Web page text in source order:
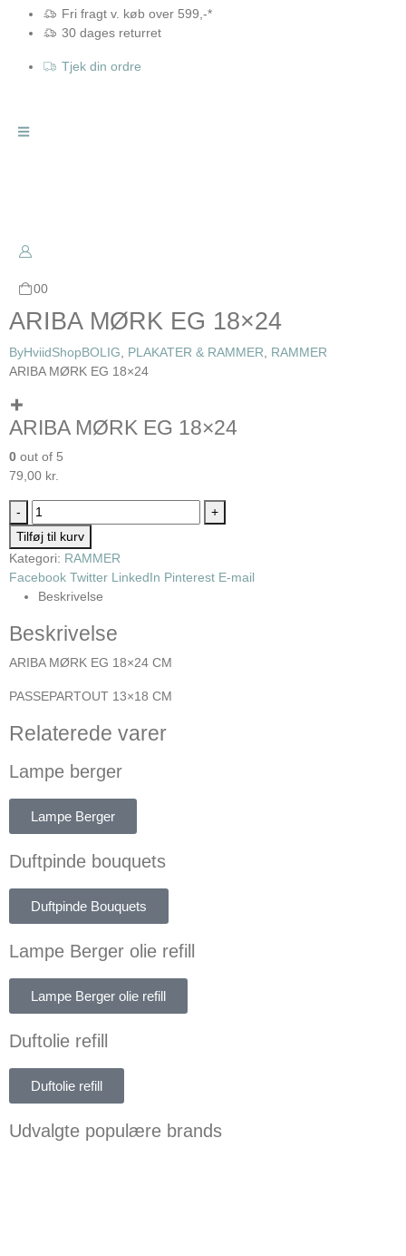
Fri fragt v. køb over 599,-*
30 dages returret
Tjek din ordre
00
ARIBA MØRK EG 18×24
ByHviidShopBOLIG PLAKATER & RAMMER
RAMMER
ARIBA MØRK EG 18×24
ARIBA MØRK EG 18×24
0 out of 5
79,00 kr.
-
+
Tilføj til kurv
Kategori: RAMMER
Facebook Twitter LinkedIn Pinterest E-mail
Beskrivelse
Beskrivelse
ARIBA MØRK EG 18×24 CM
PASSEPARTOUT 13×18 CM
Relaterede varer
Lampe berger
Lampe Berger
Duftpinde bouquets
Duftpinde Bouquets
Lampe Berger olie refill
Lampe Berger olie refill
Duftolie refill
Duftolie refill
Udvalgte populære brands